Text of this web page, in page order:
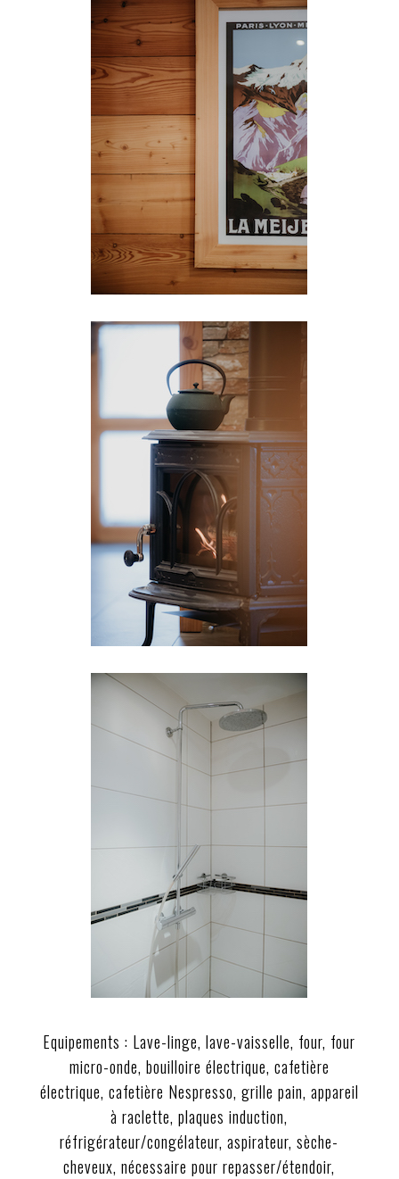
Equipements : Lave-linge, lave-vaisselle, four, four
micro-onde, bouilloire électrique, cafetière
électrique, cafetière Nespresso, grille pain, appareil
à raclette, plaques induction,
réfrigérateur/congélateur, aspirateur, sèche-
cheveux, nécessaire pour repasser/étendoir,